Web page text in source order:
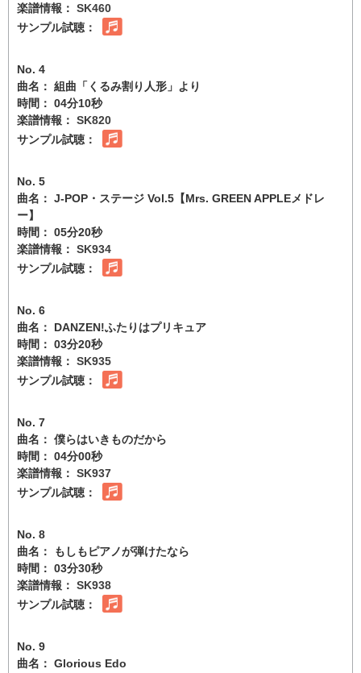
楽譜情報： SK460
サンプル試聴：
No. 4
曲名： 組曲「くるみ割り人形」より
時間： 04分10秒
楽譜情報： SK820
サンプル試聴：
No. 5
曲名： J-POP・ステージ Vol.5【Mrs. GREEN APPLEメドレ
ー】
時間： 05分20秒
楽譜情報： SK934
サンプル試聴：
No. 6
曲名： DANZEN!ふたりはプリキュア
時間： 03分20秒
楽譜情報： SK935
サンプル試聴：
No. 7
曲名： 僕らはいきものだから
時間： 04分00秒
楽譜情報： SK937
サンプル試聴：
No. 8
曲名： もしもピアノが弾けたなら
時間： 03分30秒
楽譜情報： SK938
サンプル試聴：
No. 9
曲名： Glorious Edo